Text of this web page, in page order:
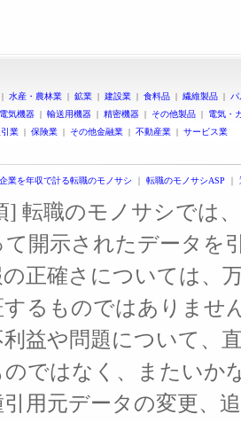
| 水産・農林業 | 鉱業 | 建設業 | 食料品 | 繊維製品 |
電気機器 | 輸送用機器 | 精密機器 | その他製品 | 電気・
業 | 保険業 | その他金融業 | 不動産業 | サービス業
企業を年収で計る転職のモノサシ ｜ 転職のモノサシASP ｜
] 転職のモノサシでは
て開示されたデータを
正確さについては、
するものではありませ
益や問題について、
のではなく、またいか
引用元データの変更、